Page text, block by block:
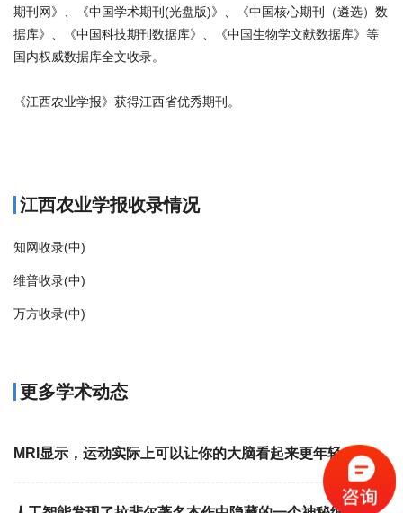
期刊网》、《中国学术期刊(光盘版)》、《中国核心期刊（遴选）数
据库》、《中国科技期刊数据库》、《中国生物学文献数据库》等
国内权威数据库全文收录。
《江西农业学报》获得江西省优秀期刊。
江西农业学报收录情况
知网收录(中)
维普收录(中)
万方收录(中)
更多学术动态
MRI显示，运动实际上可以让你的大脑看起来更年轻